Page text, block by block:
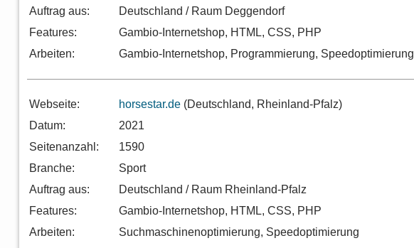
Auftrag aus:
Deutschland / Raum Deggendorf
Features:
Gambio-Internetshop, HTML, CSS, PHP
Arbeiten:
Gambio-Internetshop, Programmierung, Speedoptimierung
Webseite: horsestar.de (Deutschland, Rheinland-Pfalz)
Datum:
2021
Seitenanzahl:
1590
Branche:
Sport
Auftrag aus:
Deutschland / Raum Rheinland-Pfalz
Features:
Gambio-Internetshop, HTML, CSS, PHP
Arbeiten:
Suchmaschinenoptimierung, Speedoptimierung